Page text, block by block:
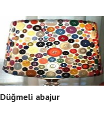
Düğmeli abajur